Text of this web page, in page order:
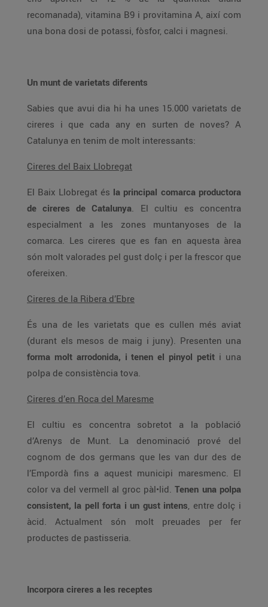
recomanada), vitamina B9 i provitamina A, així com
una bona dosi de potassi, fòsfor, calci i magnesi.
Un munt de varietats diferents
Sabies que avui dia hi ha unes 15.000 varietats de
cireres i que cada any en surten de noves? A
Catalunya en tenim de molt interessants:
Cireres del Baix Llobregat
El Baix Llobregat és la principal comarca productora
de cireres de Catalunya. El cultiu es concentra
especialment a les zones muntanyoses de la
comarca. Les cireres que es fan en aquesta àrea
són molt valorades pel gust dolç i per la frescor que
ofereixen.
Cireres de la Ribera d’Ebre
És una de les varietats que es cullen més aviat
(durant els mesos de maig i juny). Presenten una
forma molt arrodonida, i tenen el pinyol petit i una
polpa de consistència tova.
Cireres d’en Roca del Maresme
El cultiu es concentra sobretot a la població
d’Arenys de Munt. La denominació prové del
cognom de dos germans que les van dur des de
l’Empordà fins a aquest municipi maresmenc. El
color va del vermell al groc pàl•lid. Tenen una polpa
consistent, la pell forta i un gust intens, entre dolç i
àcid. Actualment són molt preuades per fer
productes de pastisseria.
Incorpora cireres a les receptes